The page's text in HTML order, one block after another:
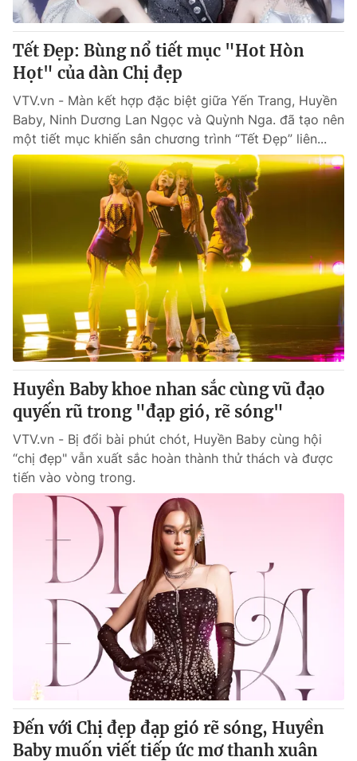
Cơ quan báo chí:Thời báo VTV
Giấy phép hoạt động báo in và báo điện tử số 483/GP-BTTTT
cấp ngày 29/12/2023
Tổng Biên tập:Vũ Thanh Thủy
Phó Tổng Biên tập:Nguyễn Thị Mỹ Hạnh, Phạm Quốc Thắng,
Nguyễn Trọng Ninh
Tổng đài VTV:024.38 355 931 - 024.38 355 932
Ðiện thoại Thời báo VTV:024.66 897 897
Email:toasoan@vtv.vn
Liên hệ quảng cáo:024-7300.7108
® Cấm sao chép dưới mọi hình thức nếu không có sự chấp
thuận bằng văn bản. Ghi rõ nguồn VTV.vn khi phát hành lại
thông tin từ website này.
Tết Đẹp: Bùng nổ tiết mục "Hot Hòn
Họt" của dàn Chị đẹp
VTV.vn - Màn kết hợp đặc biệt giữa Yến Trang, Huyền
Baby, Ninh Dương Lan Ngọc và Quỳnh Nga. đã tạo nên
một tiết mục khiến sân chương trình “Tết Đẹp” liên...
Huyền Baby khoe nhan sắc cùng vũ đạo
quyến rũ trong "đạp gió, rẽ sóng"
VTV.vn - Bị đổi bài phút chót, Huyền Baby cùng hội
“chị đẹp" vẫn xuất sắc hoàn thành thử thách và được
tiến vào vòng trong.
Đến với Chị đẹp đạp gió rẽ sóng, Huyền
Baby muốn viết tiếp ức mơ thanh xuân